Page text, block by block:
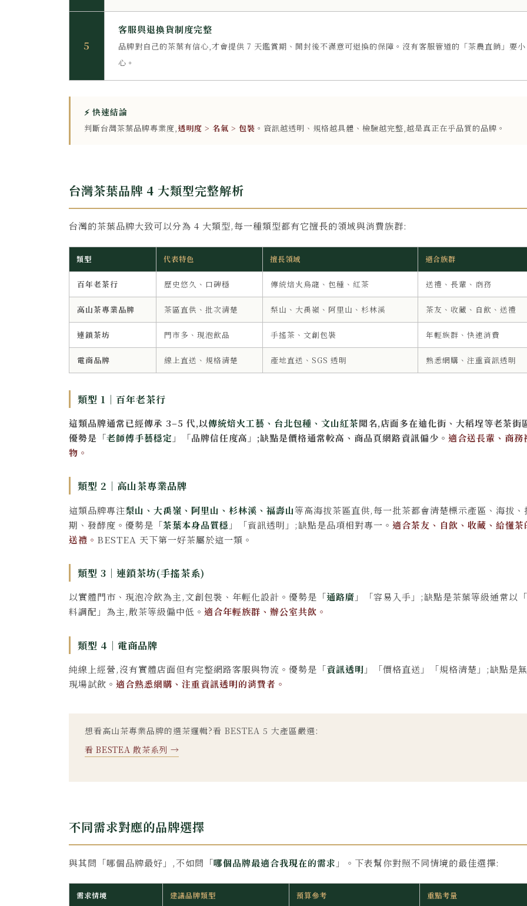
5
客服與退換貨制度完整
品牌對自己的茶葉有信心,才會提供 7 天鑑賞期、開封後不滿意可退換的保障。沒有客服管道的「茶農直銷」要小
心。
⚡ 快速結論
判斷台灣茶葉品牌專業度, 透明度 > 名氣 > 包裝 。資訊越透明、規格越具體、檢驗越完整,越是真正在乎品質的品牌。
台灣茶葉品牌 4 大類型完整解析
台灣的茶葉品牌大致可以分為 4 大類型,每一種類型都有它擅長的領域與消費族群:
類型 代表特色 擅長領域 適合族群
百年老茶行 歷史悠久、口碑穩 傳統焙火烏龍、包種、紅茶 送禮、長輩、商務
高山茶專業品牌 茶區直供、批次清楚 梨山、大禹嶺、阿里山、杉林溪 茶友、收藏、自飲、送禮
連鎖茶坊 門市多、現泡飲品 手搖茶、文創包裝 年輕族群、快速消費
電商品牌 線上直送、規格清楚 產地直送、SGS 透明 熟悉網購、注重資訊透明
類型 1｜百年老茶行
這類品牌通常已經傳承 3–5 代,以傳統焙火工藝、台北包種、文山紅茶聞名,店面多在迪化街、大稻埕等老茶街
優勢是「老師傅手藝穩定 」「品牌信任度高」;缺點是價格通常較高、商品頁網路資訊偏少。 適合送長輩、商務
物。
類型 2｜高山茶專業品牌
這類品牌專注梨山、大禹嶺、阿里山、杉林溪、福壽山等高海拔茶區直供,每一批茶都會清楚標示產區、海拔、
期、發酵度。優勢是「茶葉本身品質穩 」「資訊透明」;缺點是品項相對專一。 適合茶友、自飲、收藏、給懂茶
送禮。 BESTEA 天下第一好茶屬於這一類。
類型 3｜連鎖茶坊(手搖茶系)
以實體門市、現泡冷飲為主,文創包裝、年輕化設計。優勢是「通路廣 」「容易入手」;缺點是茶葉等級通常以
料調配」為主,散茶等級偏中低。 適合年輕族群、辦公室共飲。
類型 4｜電商品牌
純線上經營,沒有實體店面但有完整網路客服與物流。優勢是「資訊透明 」「價格直送」「規格清楚」;缺點是
現場試飲。 適合熟悉網購、注重資訊透明的消費者。
想看高山茶專業品牌的選茶邏輯?看 BESTEA 5 大產區嚴選:
看 BESTEA 散茶系列 →
不同需求對應的品牌選擇
與其問「哪個品牌最好」,不如問「哪個品牌最適合我現在的需求 」。下表幫你對照不同情境的最佳選擇:
需求情境 建議品牌類型 預算參考 重點考量